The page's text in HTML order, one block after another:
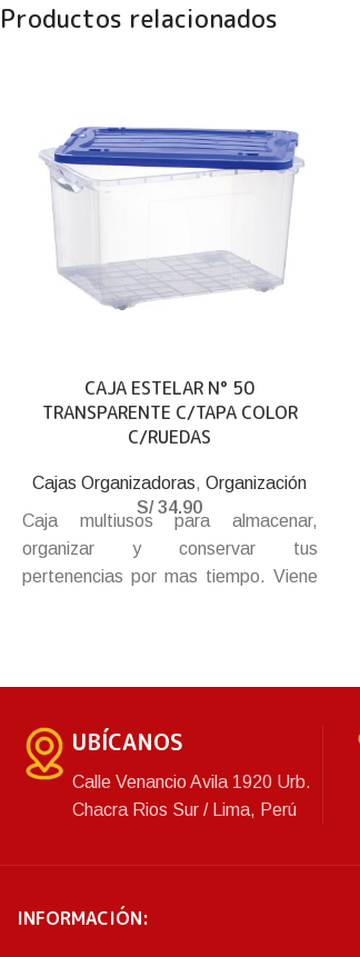
Productos relacionados
CAJA ESTELAR N° 50
TRANSPARENTE C/TAPA COLOR
C/RUEDAS
Cajas Organizadoras,Organización
S/34.90
Caja multiusos para almacenar,
organizar y conservar tus
pertenencias por mas tiempo. Viene
seguro.
UBÍCANOS
Calle Venancio Avila 1920 Urb.
Chacra Rios Sur / Lima, Perú
INFORMACIÓN: